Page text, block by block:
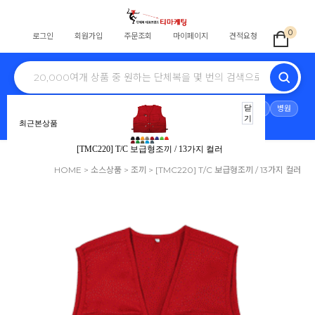
최근본상품
[TMC220] T/C 보급형조끼 / 13가지 컬러
닫
기
로그인 회원가입 주문조회 마이페이지 견적요청 0
회사단체 동호회
병원
단체바람막이 안전조끼
HOME > 소스상품 > 조끼 > [TMC220] T/C 보급형조끼 / 13가지 컬러